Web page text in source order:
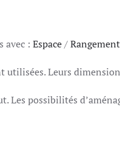
avec : Espace/
utilisées. Leurs
Les possibilités